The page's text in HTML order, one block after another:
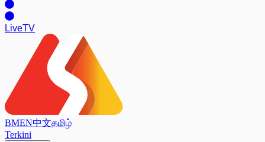
LiveTV
BMEN中文தமிழ்
Terkini